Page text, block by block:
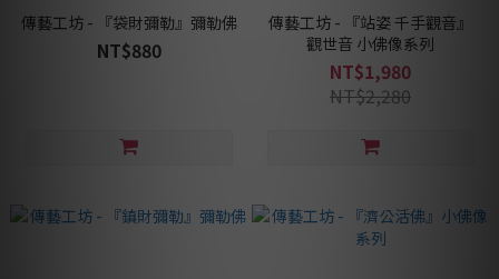
傳藝工坊 - 『袋財彌勒』彌勒佛
NT$880
傳藝工坊 - 『站姿 千手觀音』
觀世音 小佛像系列
NT$1,980
NT$2,280